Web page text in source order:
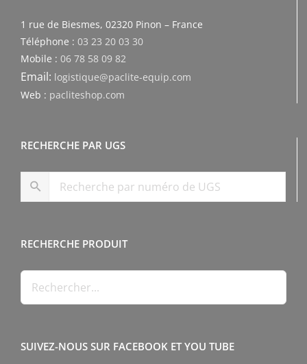
1 rue de Biesmes, 02320 Pinon – France
Téléphone : 03 23 20 03 30
Mobile : 06 78 58 09 82
Email: logistique@paclite-equip.com
Web : pacliteshop.com
RECHERCHE PAR UGS
RECHERCHE PRODUIT
SUIVEZ-NOUS SUR FACEBOOK ET YOU TUBE